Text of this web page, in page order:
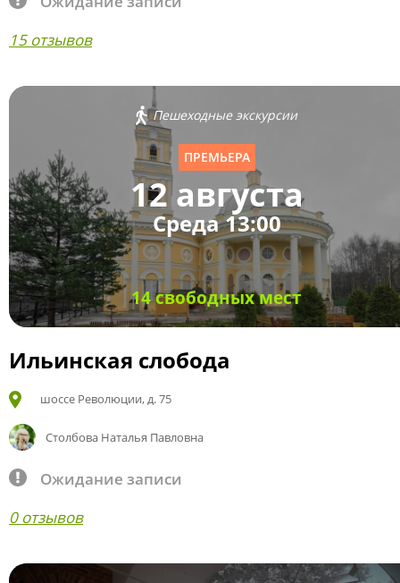
15 отзывов
Пешеходные экскурсии
ПРЕМЬЕРА
12 августа
Среда 13:00
14 свободных мест
Ильинская слобода
шоссе Революции, д. 75
Столбова Наталья Павловна
Ожидание записи
0 отзывов